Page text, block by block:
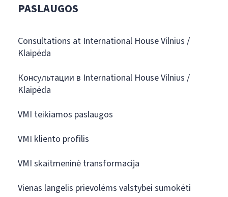
PASLAUGOS
Consultations at International House Vilnius /
Klaipėda
Консультации в International House Vilnius /
Klaipėda
VMI teikiamos paslaugos
VMI kliento profilis
VMI skaitmeninė transformacija
Vienas langelis prievolėms valstybei sumokėti